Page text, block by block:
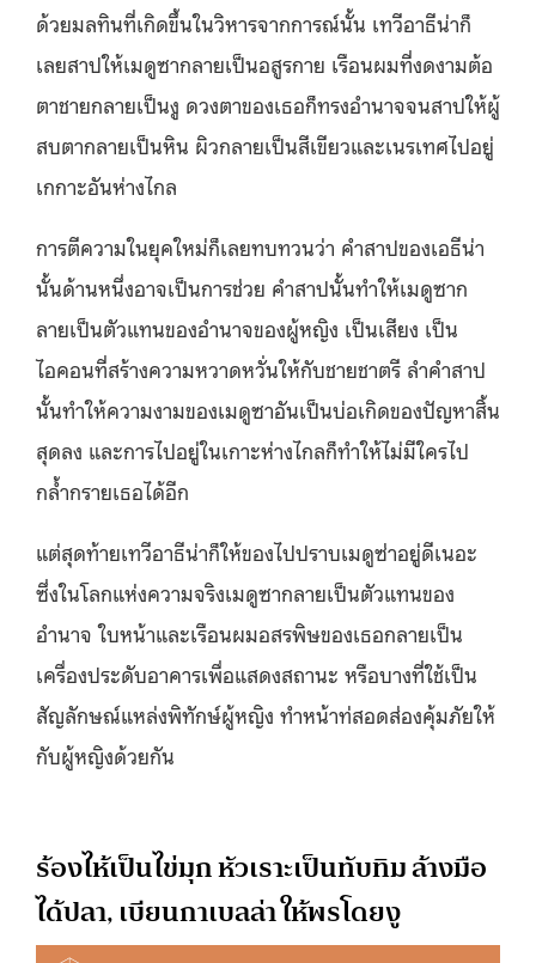
ด้วยมลทินที่เกิดขึ้นในวิหารจากการณ์นั้น เทวีอาธีน่าก็
เลยสาปให้เมดูซากลายเป็นอสูรกาย เรือนผมที่งดงามต้อ
ตาชายกลายเป็นงู ดวงตาของเธอก็ทรงอำนาจจนสาปให้ผู้
สบตากลายเป็นหิน ผิวกลายเป็นสีเขียวและเนรเทศไปอยู่
เกกาะอันห่างไกล
การตีความในยุคใหม่ก็เลยทบทวนว่า คำสาปของเอธีน่า
นั้นด้านหนึ่งอาจเป็นการช่วย คำสาปนั้นทำให้เมดูซาก
ลายเป็นตัวแทนของอำนาจของผู้หญิง เป็นเสียง เป็น
ไอคอนที่สร้างความหวาดหวั่นให้กับชายชาตรี ลำคำสาป
นั้นทำให้ความงามของเมดูซาอันเป็นบ่อเกิดของปัญหาสิ้น
สุดลง และการไปอยู่ในเกาะห่างไกลก็ทำให้ไม่มีใครไป
กล้ำกรายเธอได้อีก
แต่สุดท้ายเทวีอาธีน่าก็ให้ของไปปราบเมดูซ่าอยู่ดีเนอะ
ซึ่งในโลกแห่งความจริงเมดูซากลายเป็นตัวแทนของ
อำนาจ ใบหน้าและเรือนผมอสรพิษของเธอกลายเป็น
เครื่องประดับอาคารเพื่อแสดงสถานะ หรือบางที่ใช้เป็น
สัญลักษณ์แหล่งพิทักษ์ผู้หญิง ทำหน้าท่สอดส่องคุ้มภัยให้
กับผู้หญิงด้วยกัน
ร้องไห้เป็นไข่มุก หัวเราะเป็นทับทิม ล้างมือ
ได้ปลา, เบียนกาเบลล่า ให้พรโดยงู